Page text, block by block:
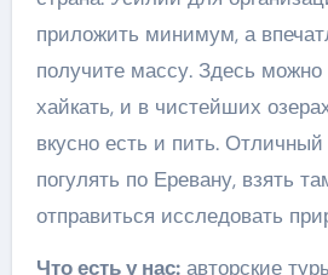
приложить минимум, а
получите массу. Здесь можно
хайкать, и в чистейших
вкусно есть и пить.
погулять по Еревану, взять
отправиться исследовать
Что есть у нас:авторские